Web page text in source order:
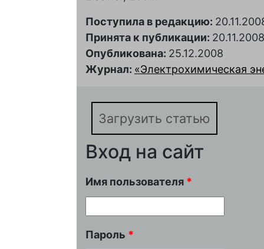
Поступила в редакцию:
Принята к публикации: 20.11.2008
Опубликована: 25.12.2008
Журнал: «Электрохимическая
Загрузить статью
Вход на сайт
Имя пользователя *
Пароль *